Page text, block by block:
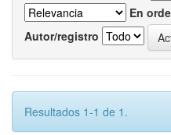
En
Autor/registro
Resultados 1-1 de 1.